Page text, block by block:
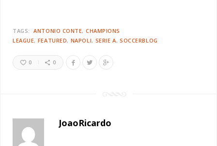
TAGS: ANTONIO CONTE CHAMPIONS
LEAGUE FEATURED NAPOLI SERIE A SOCCERBLOG
0 0
JoaoRicardo